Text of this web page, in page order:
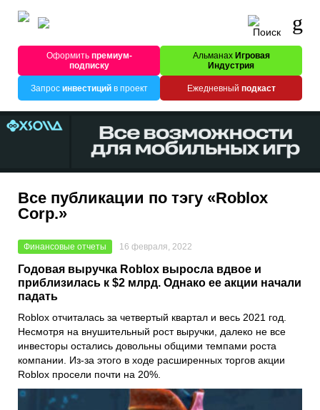
Оформитьпремиум-
подписку
Альманах Игровая
Индустрия
Запрос инвестицийв проект Ежедневный подкаст
Все публикации по тэгу «Roblox
Corp.»
Финансовые отчеты 16 февраля, 2022
Годовая выручка Roblox выросла вдвое и
приблизилась к $2 млрд. Однако ее акции начали
падать
Roblox отчиталась за четвертый квартал и весь 2021 год.
Несмотря на внушительный рост выручки, далеко не все
инвесторы остались довольны общими темпами роста
компании. Из-за этого в ходе расширенных торгов акции
Roblox просели почти на 20%.